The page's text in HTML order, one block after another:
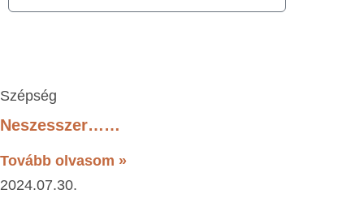
Szépség
Neszesszer……
Tovább olvasom »
2024.07.30.